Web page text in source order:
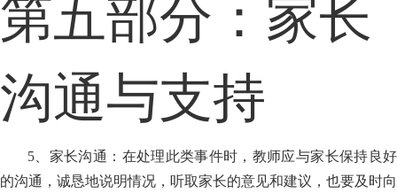
沟通与支持
5、家长沟通：在处理此类事件时，教师应与家长保持良好
的沟通，诚恳地说明情况，听取家长的意见和建议，也要及时向